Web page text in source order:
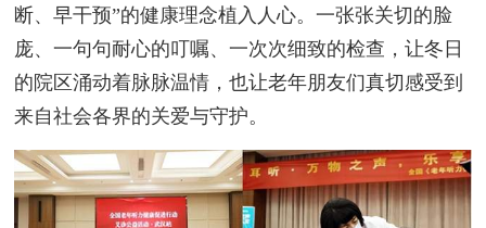
断、早干预”的健康理念植入人心。一张张关切的脸
庞、一句句耐心的叮嘱、一次次细致的检查，让冬日
的院区涌动着脉脉温情，也让老年朋友们真切感受到
来自社会各界的关爱与守护。